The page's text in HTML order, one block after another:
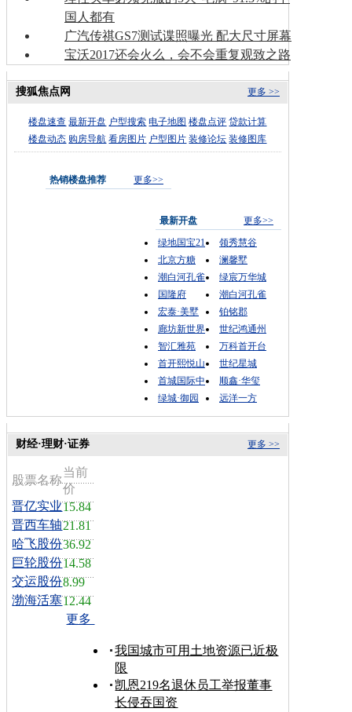
国人都有
广汽传祺GS7测试谍照曝光 配大尺寸屏幕
宝沃2017还会火么，会不会重复观致之路
更多 >>
搜狐焦点网
楼盘速查 最新开盘 户型搜索 电子地图 楼盘点评 贷款计算
楼盘动态 购房导航 看房图片 户型图片 装修论坛 装修图库
热销楼盘推荐 更多>>
最新开盘
更多>>
绿地国宝21
领秀慧谷
北京方糖
澜馨墅
潮白河孔雀
绿宸万华城
国隆府
潮白河孔雀
宏泰·美墅
铂铭郡
廊坊新世界
世纪鸿通州
智汇雅苑
万科首开台
首开熙悦山
世纪星城
首城国际中
顺鑫·华玺
绿城·御园
远洋一方
更多 >>
财经·理财·证券
股票名称
当前
价
晋亿实业15.84
晋西车轴21.81
哈飞股份36.92
巨轮股份14.58
交运股份8.99
渤海活塞12.44
更多
我国城市可用土地资源已近极
限
凯恩219名退休员工举报董事
长侵吞国资